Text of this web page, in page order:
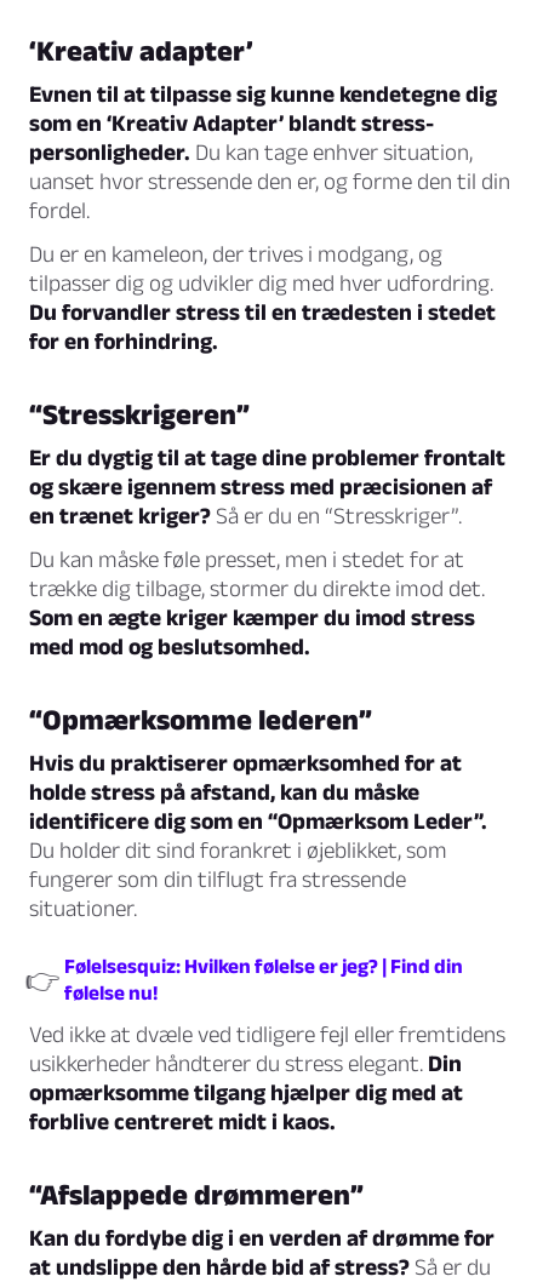
‘Kreativ adapter’
Evnen til at tilpasse sig kunne kendetegne dig
som en ‘Kreativ Adapter’ blandt stress-
personligheder. Du kan tage enhver situation,
uanset hvor stressende den er, og forme den til din
fordel.
Du er en kameleon, der trives i modgang, og
tilpasser dig og udvikler dig med hver udfordring.
Du forvandler stress til en trædesten i stedet
for en forhindring.
“Stresskrigeren”
Er du dygtig til at tage dine problemer frontalt
og skære igennem stress med præcisionen af
en trænet kriger? Så er du en “Stresskriger”.
Du kan måske føle presset, men i stedet for at
trække dig tilbage, stormer du direkte imod det.
Som en ægte kriger kæmper du imod stress
med mod og beslutsomhed.
“Opmærksomme lederen”
Hvis du praktiserer opmærksomhed for at
holde stress på afstand, kan du måske
identificere dig som en “Opmærksom Leder”.
Du holder dit sind forankret i øjeblikket, som
fungerer som din tilflugt fra stressende
situationer.
👉 Følelsesquiz: Hvilken følelse er jeg? | Find din
følelse nu!
Ved ikke at dvæle ved tidligere fejl eller fremtidens
usikkerheder håndterer du stress elegant. Din
opmærksomme tilgang hjælper dig med at
forblive centreret midt i kaos.
“Afslappede drømmeren”
Kan du fordybe dig i en verden af drømme for
at undslippe den hårde bid af stress? Så er du